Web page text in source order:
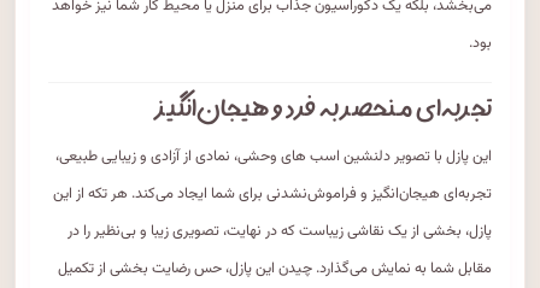
می‌بخشد، بلکه یک دکوراسیون جذاب برای منزل یا محیط کار شما نیز خواهد
بود.
تجربه‌ای منحصر به فرد و هیجان‌انگیز
این پازل با تصویر دلنشین اسب های وحشی، نمادی از آزادی و زیبایی طبیعی،
تجربه‌ای هیجان‌انگیز و فراموش‌نشدنی برای شما ایجاد می‌کند. هر تکه از این
پازل، بخشی از یک نقاشی زیباست که در نهایت، تصویری زیبا و بی‌نظیر را در
مقابل شما به نمایش می‌گذارد. چیدن این پازل، حس رضایت بخشی از تکمیل